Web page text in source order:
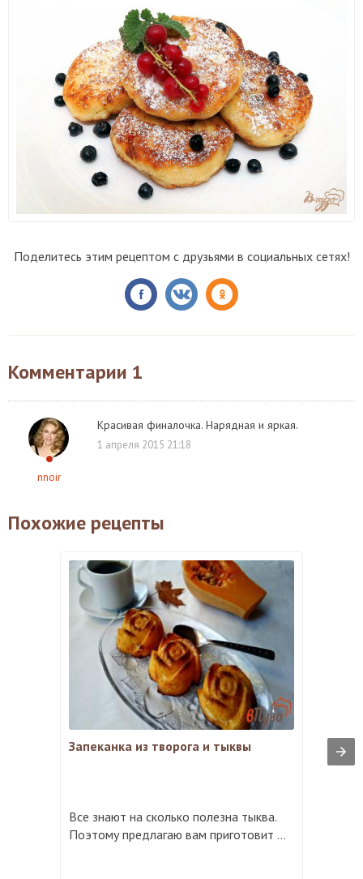
Поделитесь этим рецептом с друзьями в социальных сетях!
Комментарии 1
nnoir
Красивая финалочка. Нарядная и яркая.
1 апреля 2015 21:18
Похожие рецепты
Запеканка из творога и тыквы
Все знают на сколько полезна тыква.
Поэтому предлагаю вам приготовит ...